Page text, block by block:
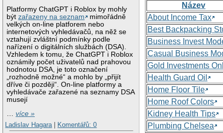
Platformy ChatGPT i Roblox by mohly
býtzařazeny na seznam
mimořádně
velkých on-line platforem nebo
internetových vyhledávačů, na něž se
vztahují zvláštní podmínky podle
nařízení o digitálních službách (DSA).
Vzhledem k tomu, že ChatGPT i Roblox
oznámily počet uživatelů nad prahovou
hodnotou DSA, je toto označení
„rozhodně možné“ a mohlo by „přijít
dříve či později“. On-line platformy a
vyhledávače zařazené na seznamy DSA
musejí
…více »
Ladislav Hagara
Komentářů: 0
Název
About Income Tax
Best Backpacking
Business Invest
Casual Business
Gold Investments
Health Guard Oil
Home Floor Tile
Home Roof Colors
Kidney Health Tips
Plumbing Chelsea